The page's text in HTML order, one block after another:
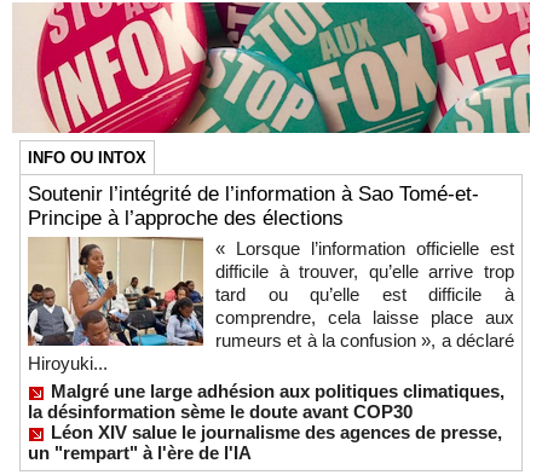
INFO OU INTOX
Soutenir l’intégrité de l’information à Sao Tomé-et-
Principe à l’approche des élections
« Lorsque l’information officielle est
difficile à trouver, qu’elle arrive trop
tard ou qu’elle est difficile à
comprendre, cela laisse place aux
rumeurs et à la confusion », a déclaré
Hiroyuki...
Malgré une large adhésion aux politiques climatiques,
la désinformation sème le doute avant COP30
Léon XIV salue le journalisme des agences de presse,
un "rempart" à l'ère de l'IA